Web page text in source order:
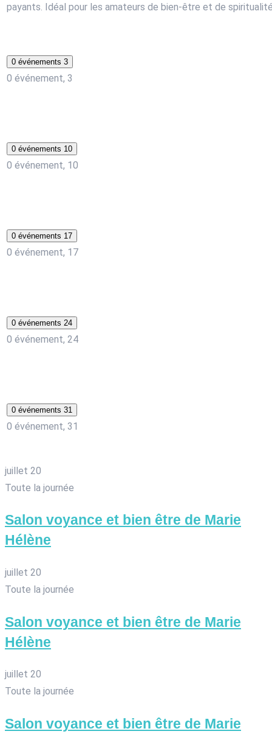
payants. Idéal pour les amateurs de bien-être et de
0 événements 3
0 événement, 3
0 événements 10
0 événement, 10
0 événements 17
0 événement, 17
0 événements 24
0 événement, 24
0 événements 31
0 événement, 31
juillet 20
Toute la journée
Salon voyance et bien être de Marie
Hélène
juillet 20
Toute la journée
Salon voyance et bien être de Marie
Hélène
juillet 20
Toute la journée
Salon voyance et bien être de Marie